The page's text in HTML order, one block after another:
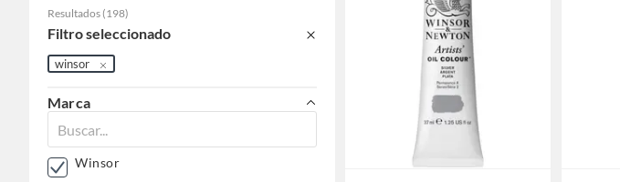
Resultados (198)
Filtro seleccionado
winsor
Marca
Winsor